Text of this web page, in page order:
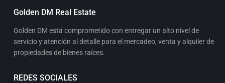
Golden DM Real Estate
Golden DM está comprometido con entregar un alto nivel de
servicio y atención al detalle para el mercadeo, venta y alquiler de
propiedades de bienes raíces.
REDES SOCIALES